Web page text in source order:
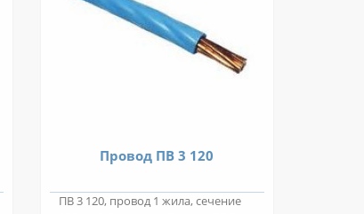
Провод ПВ 3 120
ПВ 3 120, провод 1 жила, сечение